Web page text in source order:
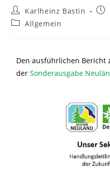
Karlheinz Bastin
Allgemein
Den ausführlichen Bericht
derSonderausgabe